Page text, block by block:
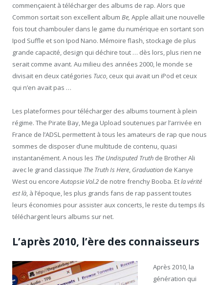
commençaient à télécharger des albums de rap. Alors que
Common sortait son excellent album Be, Apple allait une nouvelle
fois tout chambouler dans le game du numérique en sortant son
Ipod Suffle et son Ipod Nano. Mémoire flash, stockage de plus
grande capacité, design qui déchire tout … dès lors, plus rien ne
serait comme avant. Au milieu des années 2000, le monde se
divisait en deux catégories Tuco, ceux qui avait un iPod et ceux
qui n’en avait pas …
Les plateformes pour télécharger des albums tournent à plein
régime. The Pirate Bay, Mega Upload soutenues par l’arrivée en
France de l’ADSL permettent à tous les amateurs de rap que nous
sommes de disposer d’une multitude de contenu, quasi
instantanément. A nous les The Undisputed Truth de Brother Ali
avec le grand classique The Truth Is Here, Graduation de Kanye
West ou encoreAutopsie Vol.2 de notre frenchy Booba. Etla vérité
est là, à l’époque, les plus grands fans de rap passent toutes
leurs économies pour assister aux concerts, le reste du temps ils
téléchargent leurs albums sur net.
L’après 2010, l’ère des connaisseurs
Après 2010, la
génération qui